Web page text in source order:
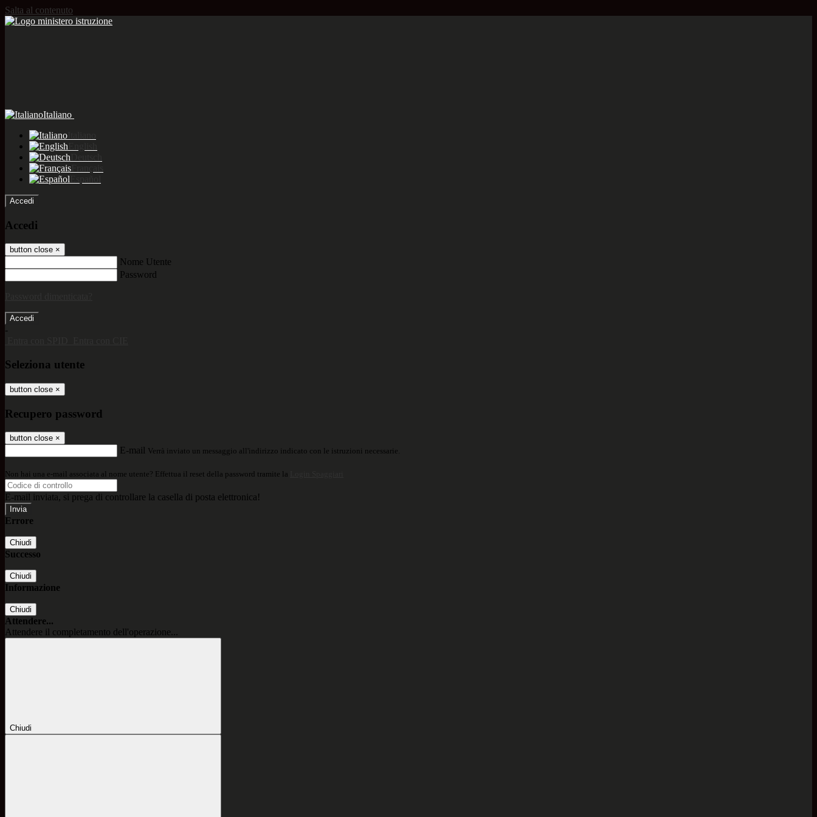
Salta al contenuto
Italiano
Accedi
Accedi
button close ×
Nome Utente
Password
-
Seleziona utente
button close ×
Recupero password
button close ×
E-mail Verrà inviato un messaggio all'indirizzo indicato con le istruzioni necessarie.
Non hai una e-mail associata al nome utente? Effettua il reset della password tramite la
E-mail inviata, si prega di controllare la casella di posta elettronica!
Errore
Chiudi
Successo
Chiudi
Informazione
Chiudi
Attendere...
Attendere il completamento dell'operazione...
Chiudi